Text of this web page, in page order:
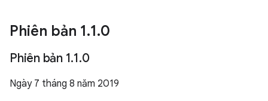
Phiên bản 1.1.0
Phiên bản 1.1.0
Ngày 7 tháng 8 năm 2019